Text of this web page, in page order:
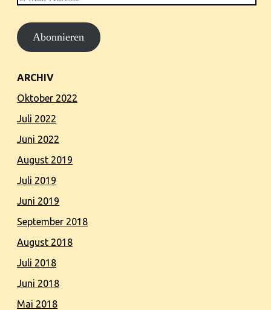
Adresse
Abonnieren
ARCHIV
Oktober 2022
Juli 2022
Juni 2022
August 2019
Juli 2019
Juni 2019
September 2018
August 2018
Juli 2018
Juni 2018
Mai 2018